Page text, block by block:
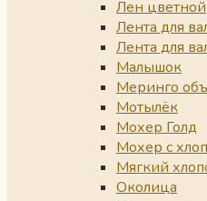
Лен цветной
Лента для
Лента для
Малышок
Меринго
Мотылёк
Мохер Голд
Мохер с
Мягкий
Околица